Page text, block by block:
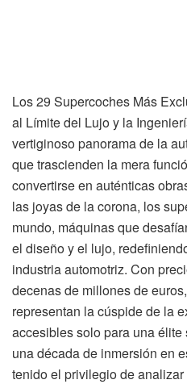
Los 29 Supercoches Más
al Límite del Lujo y la
vertiginoso panorama de la
que trascienden la mera
convertirse en auténticas
las joyas de la corona, los
mundo, máquinas que
el diseño y el lujo,
industria automotriz. Con
decenas de millones de
representan la cúspide de la
accesibles solo para una
una década de inmersión en
tenido el privilegio de